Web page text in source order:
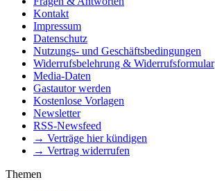
Kontakt
Impressum
Datenschutz
Nutzungs- und Geschäftsbedingungen
Widerrufsbelehrung & Widerrufsformular
Media-Daten
Gastautor werden
Kostenlose Vorlagen
Newsletter
RSS-Newsfeed
→ Verträge hier kündigen
→ Vertrag widerrufen
Themen